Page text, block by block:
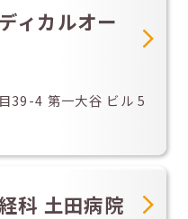
ィカルオー
39-4 第一大谷 ビル 5
科 土田病院